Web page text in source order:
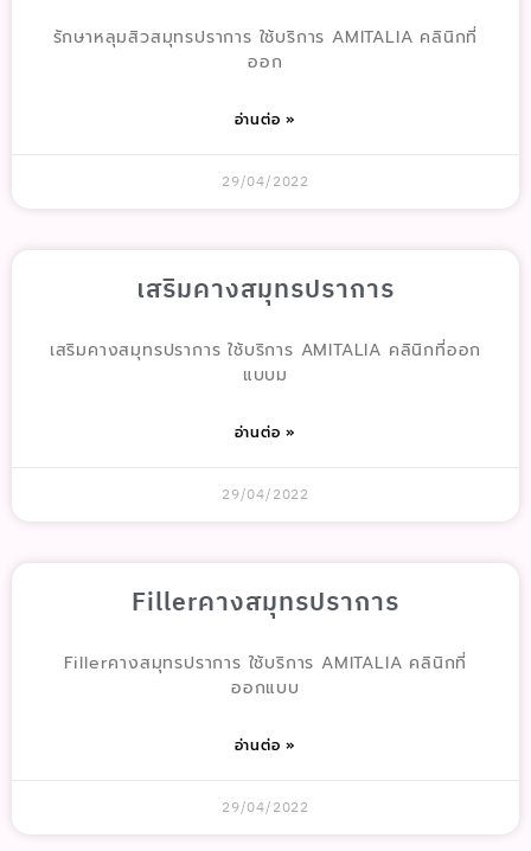
รักษาหลุมสิวสมุทรปราการ ใช้บริการ AMITALIA คลินิกที่
ออก
อ่านต่อ »
29/04/2022
เสริมคางสมุทรปราการ
เสริมคางสมุทรปราการ ใช้บริการ AMITALIA คลินิกที่ออก
แบบม
อ่านต่อ »
29/04/2022
Fillerคางสมุทรปราการ
Fillerคางสมุทรปราการ ใช้บริการ AMITALIA คลินิกที่
ออกแบบ
อ่านต่อ »
29/04/2022